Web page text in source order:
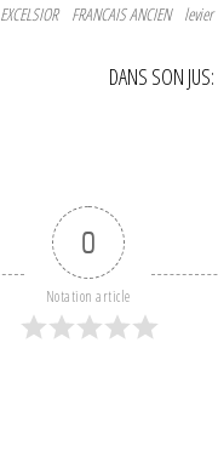
EXCELSIOR FRANCAIS ANCIEN levier
DANS SON
0
Notation article